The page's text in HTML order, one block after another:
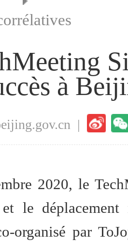
à
|
2020, le
le
organisé par